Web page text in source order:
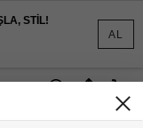
AL
STİL!